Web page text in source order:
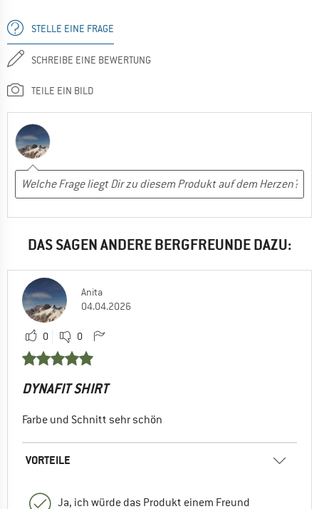
STELLE EINE FRAGE
SCHREIBE EINE BEWERTUNG
TEILE EIN BILD
DAS SAGEN ANDERE BERGFREUNDE DAZU:
Anita
04.04.2026
0 0
DYNAFIT SHIRT
Farbe und Schnitt sehr schön
VORTEILE
Ja, ich würde das Produkt einem Freund